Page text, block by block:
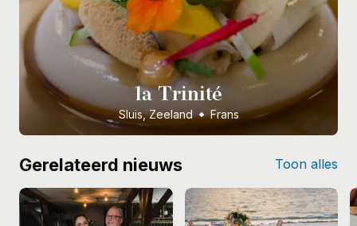
la Trinité
Sluis, Zeeland Frans
Gerelateerd nieuws Toon alles